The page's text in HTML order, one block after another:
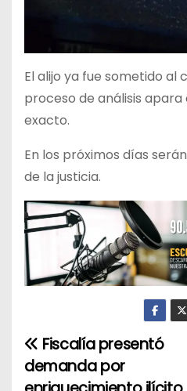
El alijo ya fue sometido al
proceso de análisis
exacto.
En los próximos días
de la justicia.
N
a
Fiscalía presentó
demanda por